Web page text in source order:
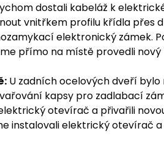
dostali kabeláž k
vnitřkem profilu křídla přes
elektronický zámek.
přímo na místě provedli nový
U zadních ocelových dveří
kapsy pro zadlabací
otevírač a přivařili
instalovali elektrický otevírač